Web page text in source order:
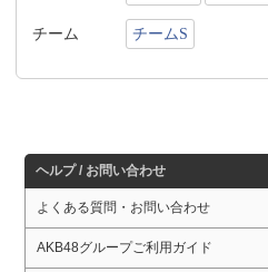
チーム チームS
ヘルプ / お問い合わせ
よくある質問・お問い合わせ
AKB48グループご利用ガイド